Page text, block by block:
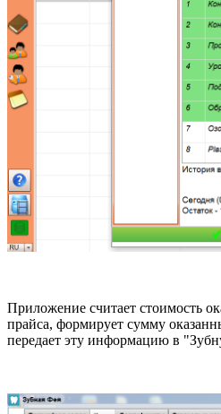
Приложение считает стоимость
прайса, формирует сумму
передает эту информацию в